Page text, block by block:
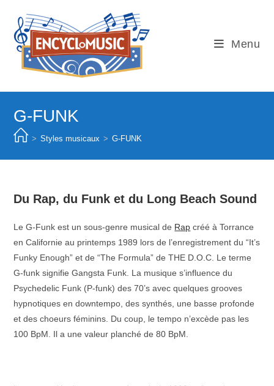
content
Menu
G-FUNK
> Styles musicaux > G-FUNK
Du Rap, du Funk et du Long Beach Sound
Le G-Funk est un sous-genre musical de Rap créé à Torrance
en Californie au printemps 1989 lors de l’enregistrement du “It’s
Funky Enough” et de “The Formula” de THE D.O.C. Le terme
G-funk signifie Gangsta Funk. La musique s’influence du
Psychedelic Funk (P-funk) des 70’s avec quelques grooves
hypnotiques en downtempo, des synthés, une basse profonde
et des choeurs féminins. Du coup, le tempo n’excède pas les
100 BpM. Il a une valeur planché de 80 BpM.